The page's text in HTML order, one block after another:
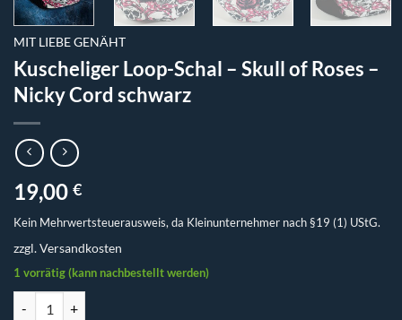
MIT LIEBE GENÄHT
Kuscheliger Loop-Schal – Skull of Roses –
Nicky Cord schwarz
19,00 €
Kein Mehrwertsteuerausweis, da Kleinunternehmer nach §19 (1) UStG.
zzgl.Versandkosten
1 vorrätig (kann nachbestellt werden)